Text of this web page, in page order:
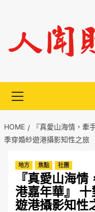
content
Menu
HOME
『真愛山海情，牽
季穿婚紗遊港攝影知性之旅
地方 焦點 社團
『真愛山海
港嘉年華』
遊港攝影知性